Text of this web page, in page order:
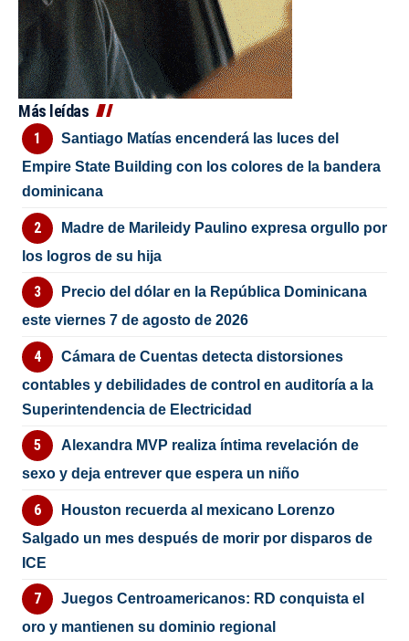
Más leídas
Santiago Matías encenderá las luces del
Empire State Building con los colores de la bandera
dominicana
Madre de Marileidy Paulino expresa orgullo por
los logros de su hija
Precio del dólar en la República Dominicana
este viernes 7 de agosto de 2026
Cámara de Cuentas detecta distorsiones
contables y debilidades de control en auditoría a la
Superintendencia de Electricidad
Alexandra MVP realiza íntima revelación de
sexo y deja entrever que espera un niño
Houston recuerda al mexicano Lorenzo
Salgado un mes después de morir por disparos de
ICE
Juegos Centroamericanos: RD conquista el
oro y mantienen su dominio regional